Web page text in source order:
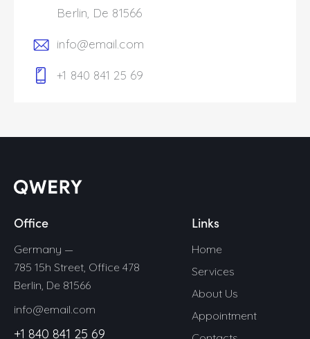
Berlin, De 81566
info@email.com
+1 840 841 25 69
Office
Germany —
785 15h Street, Office 478
Berlin, De 81566
info@email.com
+1 840 841 25 69
Links
Home
Services
About Us
Appointment